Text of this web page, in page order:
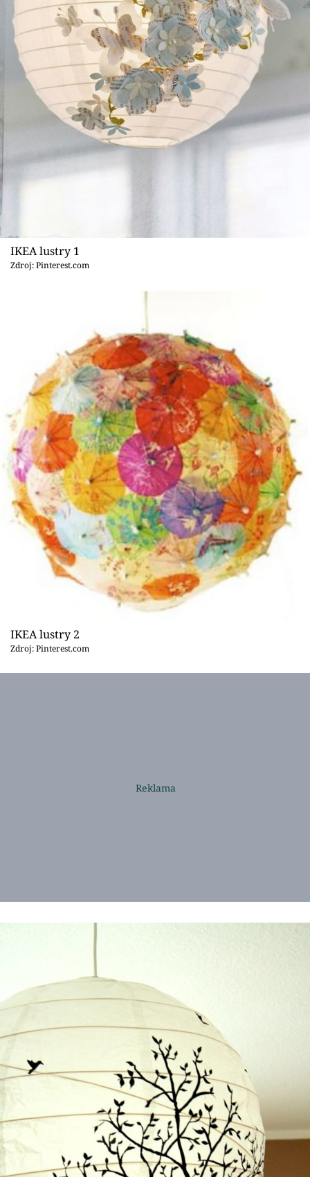
Přihlášení
Sledujte nás
IKEA lustry 1
Zdroj: Pinterest.com
IKEA lustry 2
Zdroj: Pinterest.com